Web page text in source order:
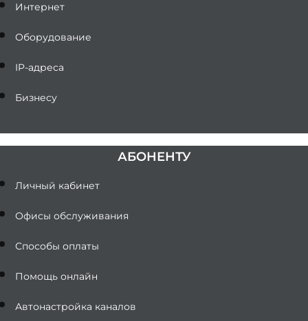
Интернет
Оборудование
IP-адреса
Бизнесу
АБОНЕНТУ
Личный кабинет
Офисы обслуживания
Способы оплаты
Помощь онлайн
Автонастройка каналов